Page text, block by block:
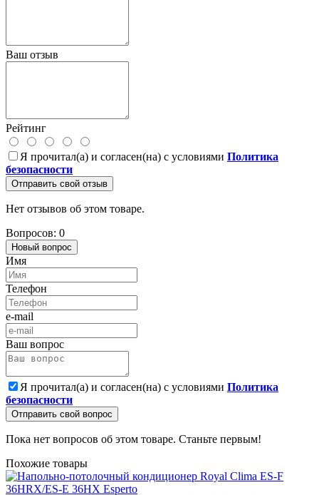
Ваш отзыв
Рейтинг
Я прочитал(а) и согласен(на) с условиями Политика
безопасности
Отправить свой отзыв
Нет отзывов об этом товаре.
Вопросов: 0
Новый вопрос
Имя
Телефон
e-mail
Ваш вопрос
Я прочитал(а) и согласен(на) с условиями Политика
безопасности
Отправить свой вопрос
Пока нет вопросов об этом товаре. Станьте первым!
Похожие товары